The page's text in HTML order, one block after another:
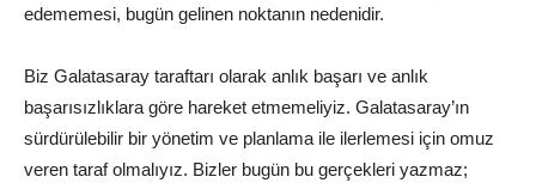
edememesi, bugün gelinen noktanın nedenidir.
Biz Galatasaray taraftarı olarak anlık başarı ve anlık
başarısızlıklara göre hareket etmemeliyiz. Galatasaray’ın
sürdürülebilir bir yönetim ve planlama ile ilerlemesi için omuz
veren taraf olmalıyız. Bizler bugün bu gerçekleri yazmaz;